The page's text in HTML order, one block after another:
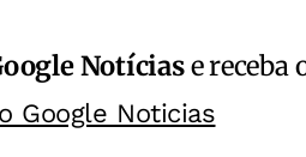
Notíciase receba
Google Noticias